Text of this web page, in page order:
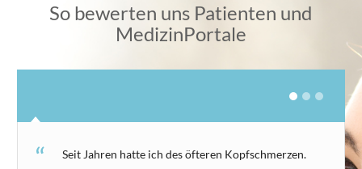
So bewerten uns Patienten und
MedizinPortale
Seit Jahren hatte ich des öfteren Kopfschmerzen.